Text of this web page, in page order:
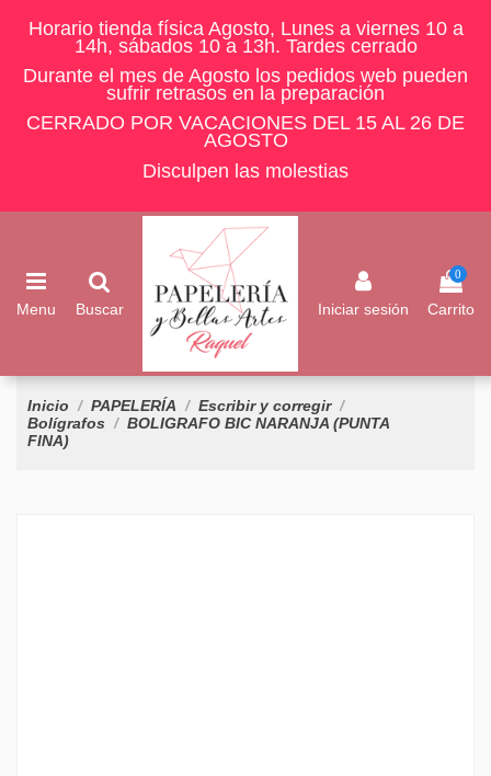
Horario tienda física Agosto, Lunes a viernes 10 a
14h, sábados 10 a 13h. Tardes cerrado
Durante el mes de Agosto los pedidos web pueden
sufrir retrasos en la preparación
CERRADO POR VACACIONES DEL 15 AL 26 DE
AGOSTO
Disculpen las molestias
Menu Buscar Iniciar sesión
0
Carrito
Inicio PAPELERÍA
Escribir y corregir
Bolígrafos
BOLIGRAFO BIC NARANJA (PUNTA
FINA)